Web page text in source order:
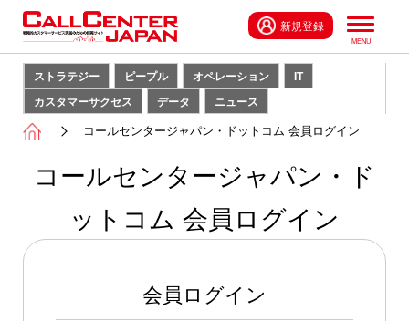
新規登録
ストラテジー ピープル オペレーション
IT
カスタマーサクセス
データ ニュース
コールセンタージャパン・ドットコム 会員ログイン
コールセンタージャパン・ド
ットコム 会員ログイン
会員ログイン